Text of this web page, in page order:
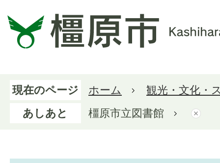
現在のページ ホーム
観光・文化・
あしあと
橿原市立図書館